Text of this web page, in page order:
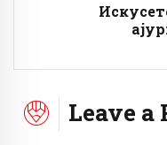
Leave a